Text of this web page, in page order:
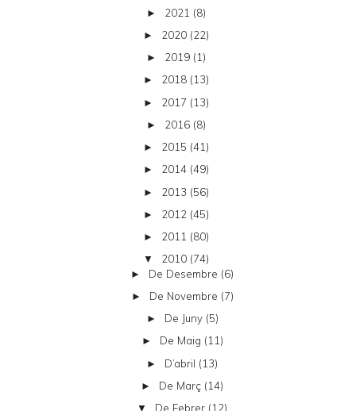
► 2021 (8)
► 2020 (22)
► 2019 (1)
► 2018 (13)
► 2017 (13)
► 2016 (8)
► 2015 (41)
► 2014 (49)
► 2013 (56)
► 2012 (45)
► 2011 (80)
▼ 2010 (74)
► De Desembre (6)
► De Novembre (7)
► De Juny (5)
► De Maig (11)
► D’abril (13)
► De Març (14)
▼ De Febrer (12)